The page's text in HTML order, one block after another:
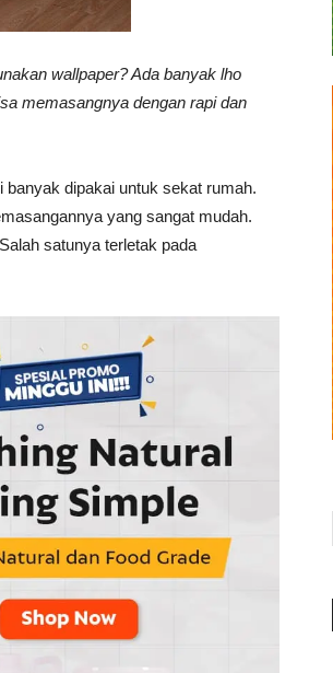
wallpaper? Ada banyak lho
memasangnya dengan rapi dan
dipakai untuk sekat rumah.
yang sangat mudah.
satunya terletak pada